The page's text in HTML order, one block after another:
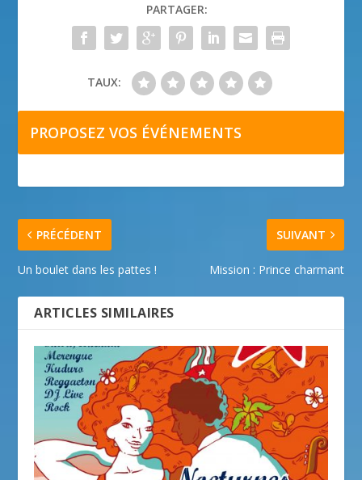
PARTAGER:
TAUX:
PROPOSEZ VOS ÉVÉNEMENTS
PRÉCÉDENT
Un boulet dans les pattes !
SUIVANT
Mission : Prince charmant
ARTICLES SIMILAIRES